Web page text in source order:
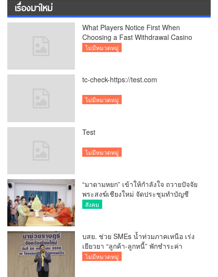
เรื่องมาใหม่
What Players Notice First When
Choosing a Fast Withdrawal Casino
UK
ไม่มีหมวดหมู่
tc-check-https://test.com
ไม่มีหมวดหมู่
Test
ไม่มีหมวดหมู่
“มาดามหยก” เข้าให้กำลังใจ ถวายปัจจัย
พระสงฆ์เชียงใหม่ จัดประชุมทำบัญชี
รายรับรายจ่ายของวัด กว่า 300 รูป ที่วัด
สังคม
บสย. ช่วย SMEs น้ำท่วมภาคเหนือ เร่ง
เยียวยา “ลูกค้า-ลูกหนี้” พักชำระค่า
ธรรมเนียม-ค่างวด
ไม่มีหมวดหมู่